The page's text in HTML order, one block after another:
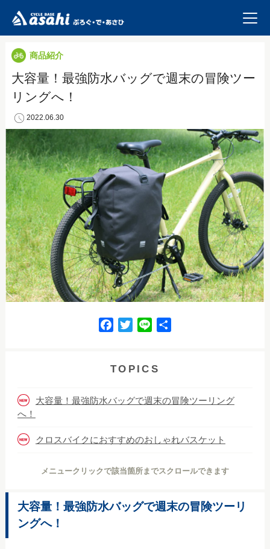
商品紹介
大容量！最強防水バッグで週末の冒険ツー
リングへ！
2022.06.30
e
o
t
e
e
TOPICS
大容量！最強防水バッグで週末の冒険ツーリング
へ！
クロスバイクにおすすめのおしゃれバスケット
メニュークリックで該当箇所までスクロールできます
大容量！最強防水バッグで週末の冒険ツーリ
ングへ！